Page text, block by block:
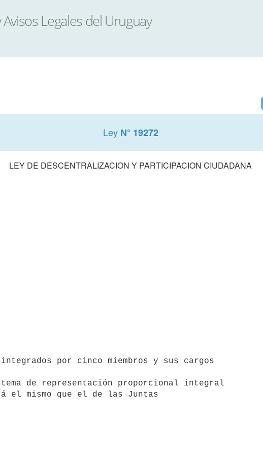
Ley N° 19272
LEY DE DESCENTRALIZACION Y PARTICIPACION CIUDADANA
el mismo que el de las Juntas